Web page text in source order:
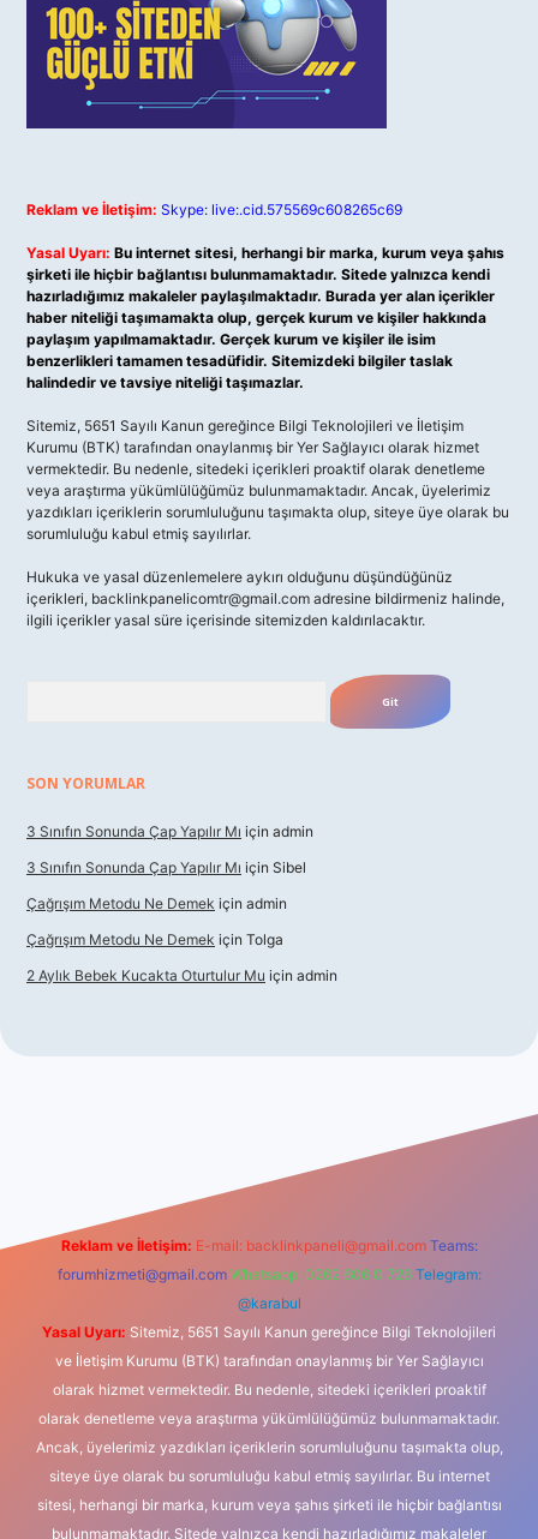
Reklam ve İletişim: Skype: live:.cid.575569c608265c69
Yasal Uyarı: Bu internet sitesi, herhangi bir marka, kurum veya şahıs
şirketi ile hiçbir bağlantısı bulunmamaktadır. Sitede yalnızca kendi
hazırladığımız makaleler paylaşılmaktadır. Burada yer alan içerikler
haber niteliği taşımamakta olup, gerçek kurum ve kişiler hakkında
paylaşım yapılmamaktadır. Gerçek kurum ve kişiler ile isim
benzerlikleri tamamen tesadüfidir. Sitemizdeki bilgiler taslak
halindedir ve tavsiye niteliği taşımazlar.
Sitemiz, 5651 Sayılı Kanun gereğince Bilgi Teknolojileri ve İletişim
Kurumu (BTK) tarafından onaylanmış bir Yer Sağlayıcı olarak hizmet
vermektedir. Bu nedenle, sitedeki içerikleri proaktif olarak denetleme
veya araştırma yükümlülüğümüz bulunmamaktadır. Ancak, üyelerimiz
yazdıkları içeriklerin sorumluluğunu taşımakta olup, siteye üye olarak bu
sorumluluğu kabul etmiş sayılırlar.
Hukuka ve yasal düzenlemelere aykırı olduğunu düşündüğünüz
içerikleri, backlinkpanelicomtr@gmail.com adresine bildirmeniz halinde,
ilgili içerikler yasal süre içerisinde sitemizden kaldırılacaktır.
SON YORUMLAR
3 Sınıfın Sonunda Çap Yapılır Mı için admin
3 Sınıfın Sonunda Çap Yapılır Mı için Sibel
Çağrışım Metodu Ne Demek için admin
Çağrışım Metodu Ne Demek için Tolga
2 Aylık Bebek Kucakta Oturtulur Mu için admin
Reklam ve İletişim: E-mail: backlinkpaneli@gmail.com Teams:
forumhizmeti@gmail.com Whatsapp: 0262 606 0 726 Telegram:
@karabul
Yasal Uyarı: Sitemiz, 5651 Sayılı Kanun gereğince Bilgi Teknolojileri
ve İletişim Kurumu (BTK) tarafından onaylanmış bir Yer Sağlayıcı
olarak hizmet vermektedir. Bu nedenle, sitedeki içerikleri proaktif
olarak denetleme veya araştırma yükümlülüğümüz bulunmamaktadır.
Ancak, üyelerimiz yazdıkları içeriklerin sorumluluğunu taşımakta olup,
siteye üye olarak bu sorumluluğu kabul etmiş sayılırlar. Bu internet
sitesi, herhangi bir marka, kurum veya şahıs şirketi ile hiçbir bağlantısı
bulunmamaktadır. Sitede yalnızca kendi hazırladığımız makaleler